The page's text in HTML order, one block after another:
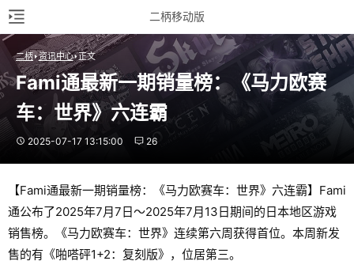
二柄移动版
二柄 资讯中心 正文
Fami通最新一期销量榜：《马力欧赛
车：世界》六连霸
2025-07-17 13:15:00 26
【Fami通最新一期销量榜：《马力欧赛车：世界》六连霸】Fami
通公布了2025年7月7日～2025年7月13日期间的日本地区游戏
销售榜。《马力欧赛车：世界》连续第六周获得首位。本周新发
售的有《啪嗒砰1+2：复刻版》，位居第三。